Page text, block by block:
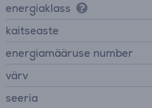
energiaklass
kaitseaste
energiamääruse number
värv
seeria